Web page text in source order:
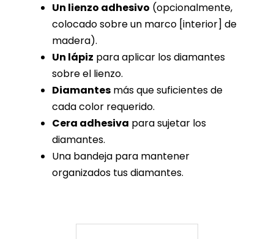
Un lienzo adhesivo (opcionalmente,
colocado sobre un marco [interior] de
madera).
Un lápiz para aplicar los diamantes
sobre el lienzo.
Diamantes más que suficientes de
cada color requerido.
Cera adhesiva para sujetar los
diamantes.
Una bandeja para mantener
organizados tus diamantes.